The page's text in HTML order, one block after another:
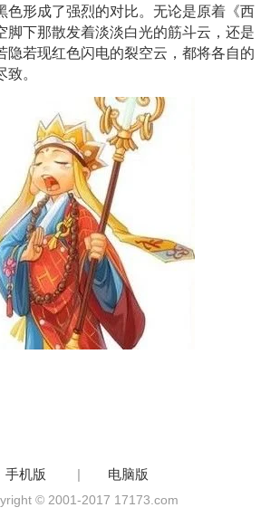
色形成了强烈的对比。无论是原着《西
脚下那散发着淡淡白光的筋斗云，还是
隐若现红色闪电的裂空云，都将各自的
。
手机版 | 电脑版
© 2001-2017 17173.com